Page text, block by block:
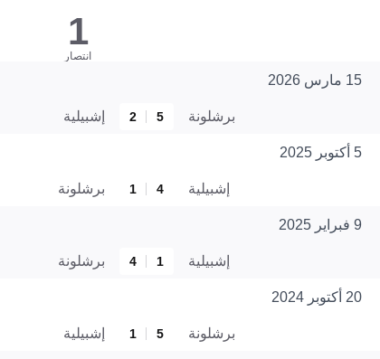
1
انتصار
15 مارس 2026
برشلونة 5
2 إشبيلية
5 أكتوبر 2025
إشبيلية 4
1 برشلونة
9 فبراير 2025
إشبيلية 1
4 برشلونة
20 أكتوبر 2024
برشلونة 5
1 إشبيلية